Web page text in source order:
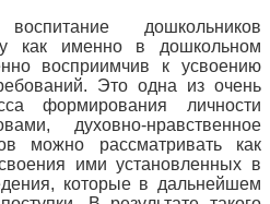
воспитание дошкольников
как именно в дошкольном
восприимчив к усвоению
Это одна из очень
формирования личности
духовно-нравственное
можно рассматривать как
ими установленных в
которые в дальнейшем